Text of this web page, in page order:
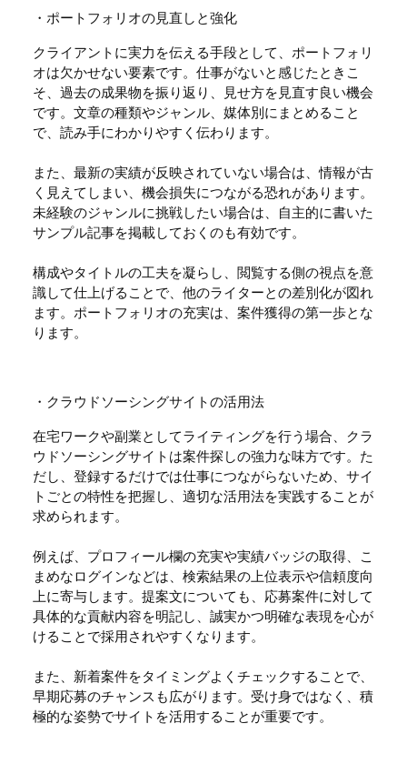
・ポートフォリオの見直しと強化
クライアントに実力を伝える手段として、ポートフォリ
オは欠かせない要素です。仕事がないと感じたときこ
そ、過去の成果物を振り返り、見せ方を見直す良い機会
です。文章の種類やジャンル、媒体別にまとめること
で、読み手にわかりやすく伝わります。
また、最新の実績が反映されていない場合は、情報が古
く見えてしまい、機会損失につながる恐れがあります。
未経験のジャンルに挑戦したい場合は、自主的に書いた
サンプル記事を掲載しておくのも有効です。
構成やタイトルの工夫を凝らし、閲覧する側の視点を意
識して仕上げることで、他のライターとの差別化が図れ
ます。ポートフォリオの充実は、案件獲得の第一歩とな
ります。
・クラウドソーシングサイトの活用法
在宅ワークや副業としてライティングを行う場合、クラ
ウドソーシングサイトは案件探しの強力な味方です。た
だし、登録するだけでは仕事につながらないため、サイ
トごとの特性を把握し、適切な活用法を実践することが
求められます。
例えば、プロフィール欄の充実や実績バッジの取得、こ
まめなログインなどは、検索結果の上位表示や信頼度向
上に寄与します。提案文についても、応募案件に対して
具体的な貢献内容を明記し、誠実かつ明確な表現を心が
けることで採用されやすくなります。
また、新着案件をタイミングよくチェックすることで、
早期応募のチャンスも広がります。受け身ではなく、積
極的な姿勢でサイトを活用することが重要です。